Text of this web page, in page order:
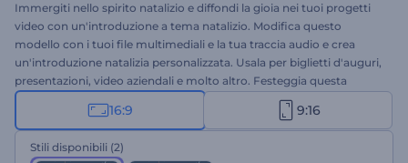
Immergiti nello spirito natalizio e diffondi la gioia nei tuoi progetti
video con un'introduzione a tema natalizio. Modifica questo
modello con i tuoi file multimediali e la tua traccia audio e crea
un'introduzione natalizia personalizzata. Usala per biglietti d'auguri,
presentazioni, video aziendali e molto altro. Festeggia questa
magica occasione con questo modello oggi stesso.
16:9 9:16
Stili disponibili (2)